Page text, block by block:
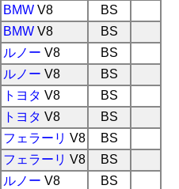
BMW V8
BS
BMW V8
BS
ルノー V8
BS
ルノー V8
BS
トヨタ V8
BS
トヨタ V8
BS
フェラーリ V8
BS
フェラーリ V8
BS
ルノー V8
BS